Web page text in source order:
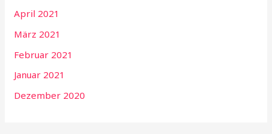
April 2021
März 2021
Februar 2021
Januar 2021
Dezember 2020